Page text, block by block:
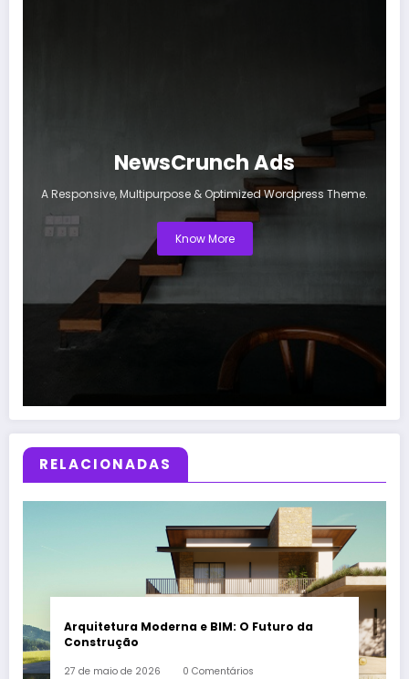
NewsCrunch Ads
A Responsive, Multipurpose & Optimized Wordpress Theme.
Know More
RELACIONADAS
Arquitetura Moderna e BIM: O Futuro da
Construção
27 de maio de 2026 0 Comentários